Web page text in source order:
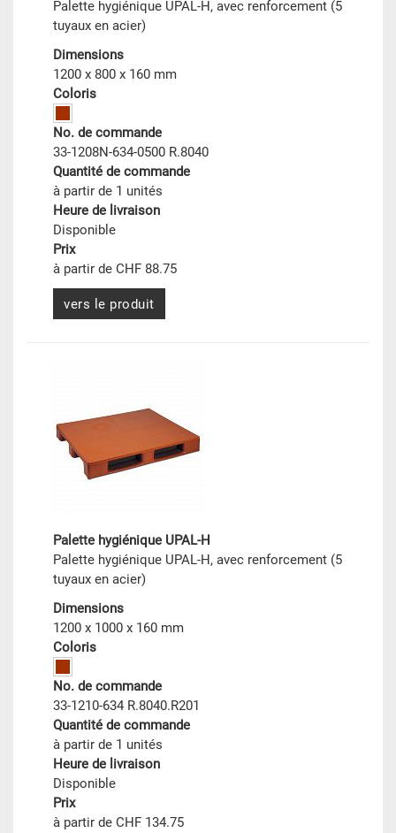
Palette hygiénique UPAL-H, avec renforcement (5
tuyaux en acier)
Dimensions
1200 x 800 x 160 mm
Coloris
No. de commande
33-1208N-634-0500 R.8040
Quantité de commande
à partir de 1 unités
Heure de livraison
Disponible
Prix
à partir de CHF 88.75
vers le produit
Palette hygiénique UPAL-H
Palette hygiénique UPAL-H, avec renforcement (5
tuyaux en acier)
Dimensions
1200 x 1000 x 160 mm
Coloris
No. de commande
33-1210-634 R.8040.R201
Quantité de commande
à partir de 1 unités
Heure de livraison
Disponible
Prix
à partir de CHF 134.75